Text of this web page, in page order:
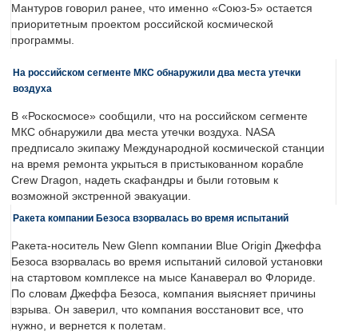
Мантуров говорил ранее, что именно «Союз-5» остается
приоритетным проектом российской космической
программы.
На российском сегменте МКС обнаружили два места утечки
воздуха
В «Роскосмосе» сообщили, что на российском сегменте
МКС обнаружили два места утечки воздуха. NASA
предписало экипажу Международной космической станции
на время ремонта укрыться в пристыкованном корабле
Crew Dragon, надеть скафандры и были готовым к
возможной экстренной эвакуации.
Ракета компании Безоса взорвалась во время испытаний
Ракета-носитель New Glenn компании Blue Origin Джеффа
Безоса взорвалась во время испытаний силовой установки
на стартовом комплексе на мысе Канаверал во Флориде.
По словам Джеффа Безоса, компания выясняет причины
взрыва. Он заверил, что компания восстановит все, что
нужно, и вернется к полетам.